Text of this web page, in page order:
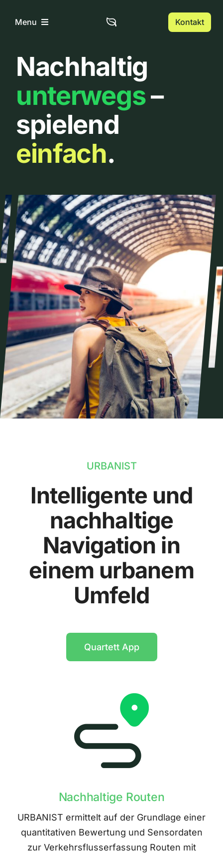
InhaltMenu
Home
Über uns
Urbanlist
Kontakt
Nachhaltig
unterwegs–
spielend
einfach.
URBANIST
Intelligente und
nachhaltige
Navigation in
einem urbanem
Umfeld
Quartett App
Nachhaltige Routen
URBANIST ermittelt auf der Grundlage einer
quantitativen Bewertung und Sensordaten
zur Verkehrsflusserfassung Routen mit